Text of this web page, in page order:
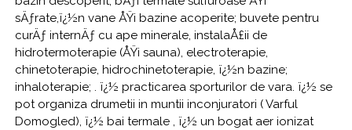
sÄƒrate,ï¿½n vane ÅŸi bazine acoperite; buvete pentru
curÄƒ internÄƒ cu ape minerale, instalaÅ£ii de
hidrotermoterapie (ÅŸi sauna), electroterapie,
chinetoterapie, hidrochinetoterapie, ï¿½n bazine;
inhaloterapie; . ï¿½ practicarea sporturilor de vara. ï¿½ se
pot organiza drumetii in muntii inconjuratori ( Varful
Domogled), ï¿½ bai termale , ï¿½ un bogat aer ionizat